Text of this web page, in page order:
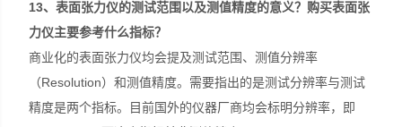
13、表面张力仪的测试范围以及测值精度的意义？购买表面张
力仪主要参考什么指标？
商业化的表面张力仪均会提及测试范围、测值分辨率
（Resolution）和测值精度。需要指出的是测试分辨率与测试
精度是两个指标。目前国外的仪器厂商均会标明分辨率，即